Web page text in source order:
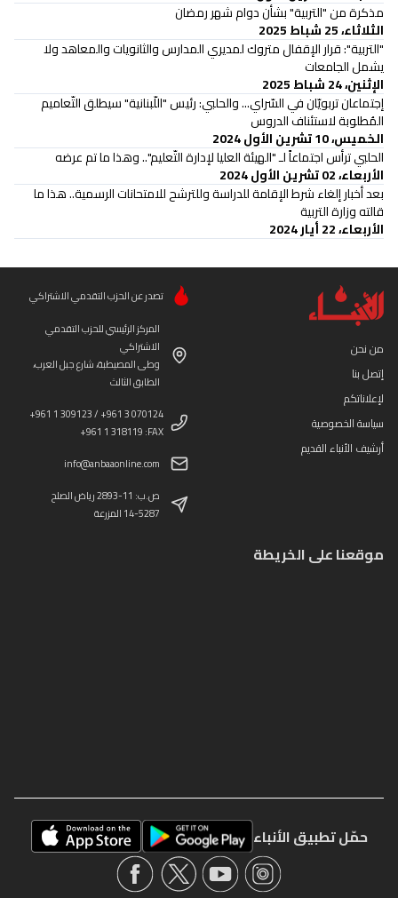
مذكرة من "التربية" بشأن دوام شهر رمضان
الثلاثاء، 25 شباط 2025
"التربية": قرار الإقفال متروك لمديري المدارس والثانويات والمعاهد ولا
يشمل الجامعات
الإثنين، 24 شباط 2025
إجتماعان تربويّان في السّراي... والحلبي: رئيس "اللّبنانية" سيطلق التّعاميم
المُطلوبة لاستئناف الدروس
الخميس، 10 تشرين الأول 2024
الحلبي ترأس اجتماعاً لـ "الهيئة العليا لإدارة التّعليم".. وهذا ما تم عرضه
الأربعاء، 02 تشرين الأول 2024
بعد أخبار إلغاء شرط الإقامة للدراسة وللترشح للامتحانات الرسمية.. هذا ما
قالته وزارة التربية
الأربعاء، 22 أيار 2024
من نحن
إتصل بنا
لإعلاناتكم
سياسة الخصوصية
أرشيف الأنباء القديم
تصدر عن الحزب التقدمي الاشتراكي
المركز الرئيسي للحزب التقدمي
الاشتراكي
وطى المصيطبة، شارع جبل العرب،
الطابق الثالث
+961 1 309123 / +961 3 070124
+961 1 318119 :FAX
info@anbaaonline.com
ص.ب: 11-2893 رياض الصلح
14-5287 المزرعة
موقعنا على الخريطة
حمّل تطبيق الأنباء